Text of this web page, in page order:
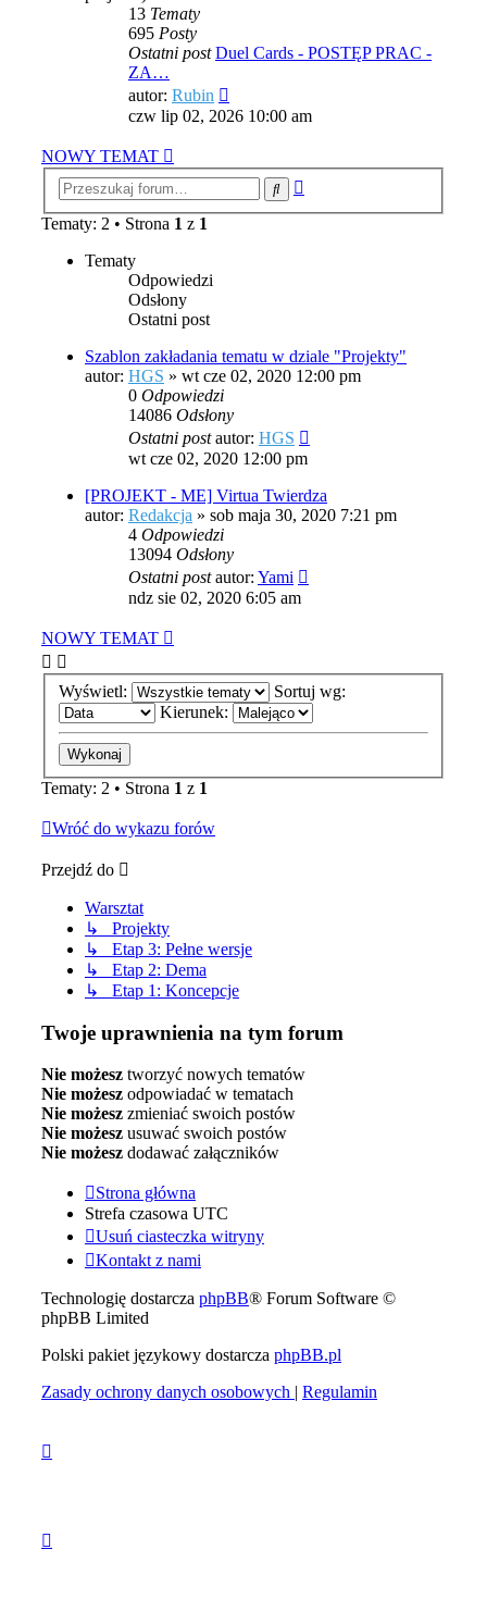
13 Tematy
695 Posty
Ostatni post Duel Cards - POSTĘP PRAC -
ZA…
autor: Rubin
najnowszy
czw lip 02, 2026 10:00 am
NOWY TEMAT
Szukaj
Tematy: 2 • Strona 1 z 1
Tematy
Odpowiedzi
Odsłony
Ostatni post
Szablon zakładania tematu w dziale "Projekty"
autor: HGS » wt cze 02, 2020 12:00 pm
0 Odpowiedzi
14086 Odsłony
Ostatni postautor: HGS
wt cze 02, 2020 12:00 pm
[PROJEKT - ME] Virtua Twierdza
autor: Redakcja » sob maja 30, 2020 7:21 pm
4 Odpowiedzi
13094 Odsłony
Ostatni postautor: Yami
ndz sie 02, 2020 6:05 am
NOWY TEMAT
Wyświetl:
Sortuj wg:
Kierunek:
Tematy: 2 • Strona 1 z 1
Wróć do wykazu forów
Przejdź do
Warsztat
↳ Projekty
↳ Etap 3: Pełne wersje
↳ Etap 2: Dema
↳ Etap 1: Koncepcje
Twoje uprawnienia na tym forum
Nie możesz tworzyć nowych tematów
Nie możesz odpowiadać w tematach
Nie możesz zmieniać swoich postów
Nie możesz usuwać swoich postów
Nie możesz dodawać załączników
Strona główna
Strefa czasowa UTC
Usuń ciasteczka witryny
Kontakt z nami
Technologię dostarcza phpBB® Forum Software ©
phpBB Limited
Polski pakiet językowy dostarcza phpBB.pl
Zasady ochrony danych osobowych | Regulamin